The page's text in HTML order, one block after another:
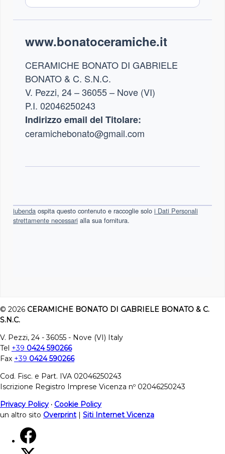
www.bonatoceramiche.it
CERAMICHE BONATO DI GABRIELE
BONATO & C. S.N.C.
V. Pezzi, 24 – 36055 – Nove (VI)
P.I. 02046250243
Indirizzo email del Titolare:
ceramichebonato@gmail.com
iubenda ospita questo contenuto e raccoglie solo i Dati Personali
strettamente necessari alla sua fornitura.
© 2026 CERAMICHE BONATO DI GABRIELE BONATO & C.
S.N.C.
V. Pezzi, 24 - 36055 - Nove (VI) Italy
Tel +39 0424 590266
Fax +39 0424 590266
Cod. Fisc. e Part. IVA 02046250243
Iscrizione Registro Imprese Vicenza nº 02046250243
Privacy Policy · Cookie Policy
un altro sito Overprint Siti Internet Vicenza